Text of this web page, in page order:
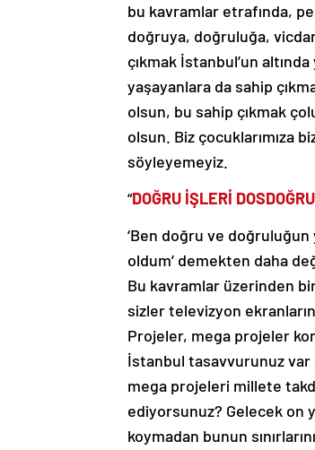
bu kavramlar etrafında,
doğruya, doğruluğa,
çıkmak İstanbul’un
yaşayanlara da sahip
olsun, bu sahip çıkmak
olsun. Biz çocuklarımıza
söyleyemeyiz.
“DOĞRU İŞLERİ
‘Ben doğru ve doğruluğun
oldum’ demekten daha
Bu kavramlar üzerinden
sizler televizyon
Projeler, mega projeler
İstanbul tasavvurunuz var
mega projeleri millete
ediyorsunuz? Gelecek on
koymadan bunun